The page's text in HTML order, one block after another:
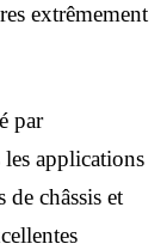
extrêmement
par
applications
de châssis et